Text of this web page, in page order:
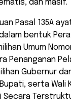
dan masif.
Pasal 135A
bentuk
Umum
Penanganan
Gubernur
serta Wali
Secara